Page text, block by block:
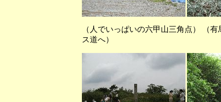
（人でいっぱいの六甲山三角点） （
ス道へ）